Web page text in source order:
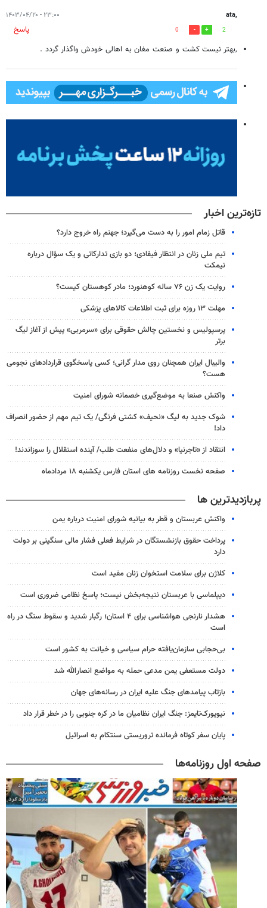
,ata ۲۳:۰۰ - ۱۴۰۳/۰۴/۲۰
2
0
پاسخ
,بهتر نیست کشت و صنعت مغان به اهالی خودش واگذار گردد .
تازه‌ترین اخبار
قاتل زمام امور را به دست می‌گیرد؛ جهنم راه خروج دارد؟
تیم ملی زنان در انتظار فیفادی؛ دو بازی تدارکاتی و یک سؤال درباره
نیمکت
روایت یک زن ۷۶ ساله کوهنورد؛ مادر کوهستان کیست؟
مهلت ۱۳ روزه برای ثبت اطلاعات کالاهای پزشکی
پرسپولیس و نخستین چالش حقوقی برای «سرمربی» پیش از آغاز لیگ
برتر
والیبال ایران همچنان روی مدار گرانی؛ کسی پاسخگوی قراردادهای نجومی
هست؟
واکنش صنعا به موضع‌گیری خصمانه شورای امنیت
شوک جدید به لیگ «نحیف» کشتی فرنگی/ یک تیم مهم از حضور انصراف
داد!
انتقاد از «تاجرنیا» و دلال‌های منفعت طلب/ آینده استقلال را سوزاندند!
صفحه نخست روزنامه های استان فارس یکشنبه ۱۸ مردادماه
پربازدیدترین ها
واکنش عربستان و قطر به بیانیه شورای امنیت درباره یمن
پرداخت حقوق بازنشستگان در شرایط فعلی فشار مالی سنگینی بر دولت
دارد
کلاژن برای سلامت استخوان زنان مفید است
دیپلماسی با عربستان نتیجه‌بخش نیست؛ پاسخ نظامی ضروری است
هشدار نارنجی هواشناسی برای ۴ استان؛ رگبار شدید و سقوط سنگ در راه
است
بی‌حجابی سازمان‌یافته حرام سیاسی و خیانت به کشور است
دولت مستعفی یمن مدعی حمله به مواضع انصارالله شد
بازتاب پیامدهای جنگ علیه ایران در رسانه‌های جهان
نیویورک‌تایمز: جنگ ایران نظامیان ما در کره جنوبی را در خطر قرار داد
پایان سفر کوتاه فرمانده تروریستی سنتکام به اسرائیل
صفحه اول روزنامه‌ها